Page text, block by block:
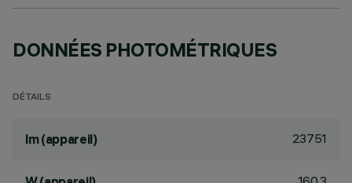
DONNÉES PHOTOMÉTRIQUES
DÉTAILS
lm (appareil) 23751